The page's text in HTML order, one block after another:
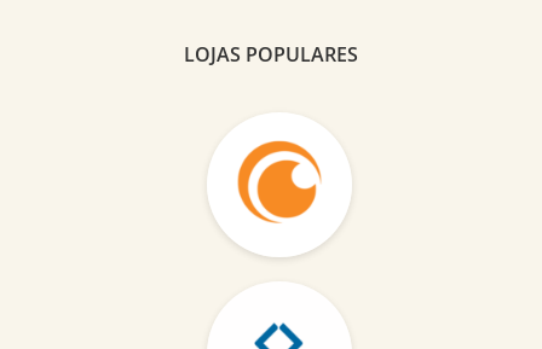
LOJAS POPULARES